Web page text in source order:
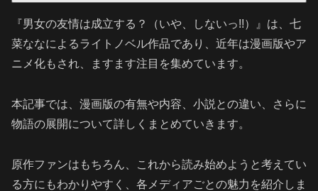
『男女の友情は成立する？（いや、しないっ!!）』は、七
菜ななによるライトノベル作品であり、近年は漫画版やア
ニメ化もされ、ますます注目を集めています。
本記事では、漫画版の有無や内容、小説との違い、さらに
物語の展開について詳しくまとめていきます。
原作ファンはもちろん、これから読み始めようと考えてい
る方にもわかりやすく、各メディアごとの魅力を紹介しま